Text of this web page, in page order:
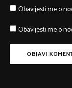
Obavijesti me o
Obavijesti me o